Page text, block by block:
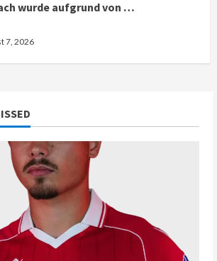
wurde aufgrund von …
7, 2026